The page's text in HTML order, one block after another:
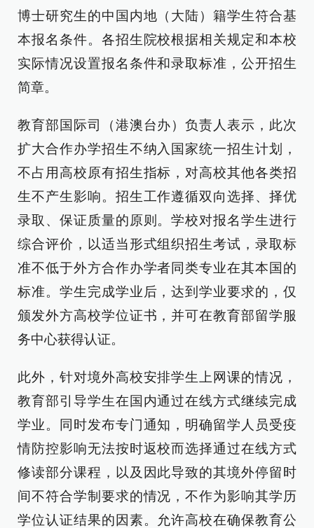
博士研究生的中国内地（大陆）籍学生符合基
本报名条件。各招生院校根据相关规定和本校
实际情况设置报名条件和录取标准，公开招生
简章。
教育部国际司（港澳台办）负责人表示，此次
扩大合作办学招生不纳入国家统一招生计划，
不占用高校原有招生指标，对高校其他各类招
生不产生影响。招生工作遵循双向选择、择优
录取、保证质量的原则。学校对报名学生进行
综合评价，以适当形式组织招生考试，录取标
准不低于外方合作办学者同类专业在其本国的
标准。学生完成学业后，达到学业要求的，仅
颁发外方高校学位证书，并可在教育部留学服
务中心获得认证。
此外，针对境外高校安排学生上网课的情况，
教育部引导学生在国内通过在线方式继续完成
学业。同时发布专门通知，明确留学人员受疫
情防控影响无法按时返校而选择通过在线方式
修读部分课程，以及因此导致的其境外停留时
间不符合学制要求的情况，不作为影响其学历
学位认证结果的因素。允许高校在确保教育公